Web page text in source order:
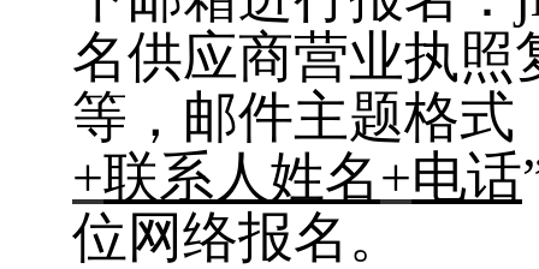
名供应商营业执照
等，邮件主题格式
+联系人姓名+电话
位网络报名。